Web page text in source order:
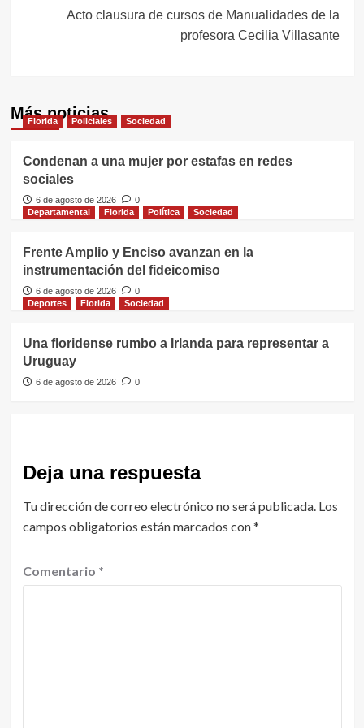
entradas
Acto clausura de cursos de Manualidades de la
profesora Cecilia Villasante
Más noticias
Florida Policiales Sociedad
Condenan a una mujer por estafas en redes
sociales
6 de agosto de 2026
0
Departamental
Florida Política Sociedad
Frente Amplio y Enciso avanzan en la
instrumentación del fideicomiso
6 de agosto de 2026
0
Deportes
Florida Sociedad
Una floridense rumbo a Irlanda para representar a
Uruguay
6 de agosto de 2026 0
Deja una respuesta
Tu dirección de correo electrónico no será publicada. Los
campos obligatorios están marcados con*
Comentario *